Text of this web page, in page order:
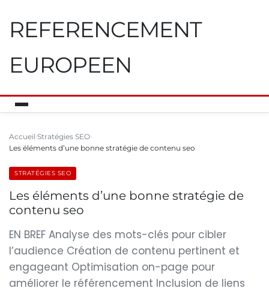
REFERENCEMENT
EUROPEEN
Accueil Stratégies SEO
Les éléments d’une bonne stratégie de contenu seo
STRATÉGIES SEO
Les éléments d’une bonne stratégie de
contenu seo
EN BREF Analyse des mots-clés pour cibler
l’audience Création de contenu pertinent et
engageant Optimisation on-page pour
améliorer le référencement Inclusion de liens